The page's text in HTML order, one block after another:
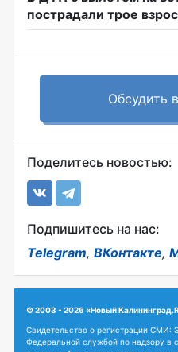
пострадали трое
Обсудить
Поделитесь новостью:
Подпишитесь на нас:
Telegram, ВКонтакте,
© 2003 - 2026 «Новый
Свидетельство о регистрации
Федеральной службой по надзору в